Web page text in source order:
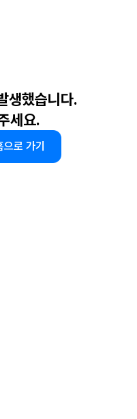
생했습니다.
세요.
으로 가기